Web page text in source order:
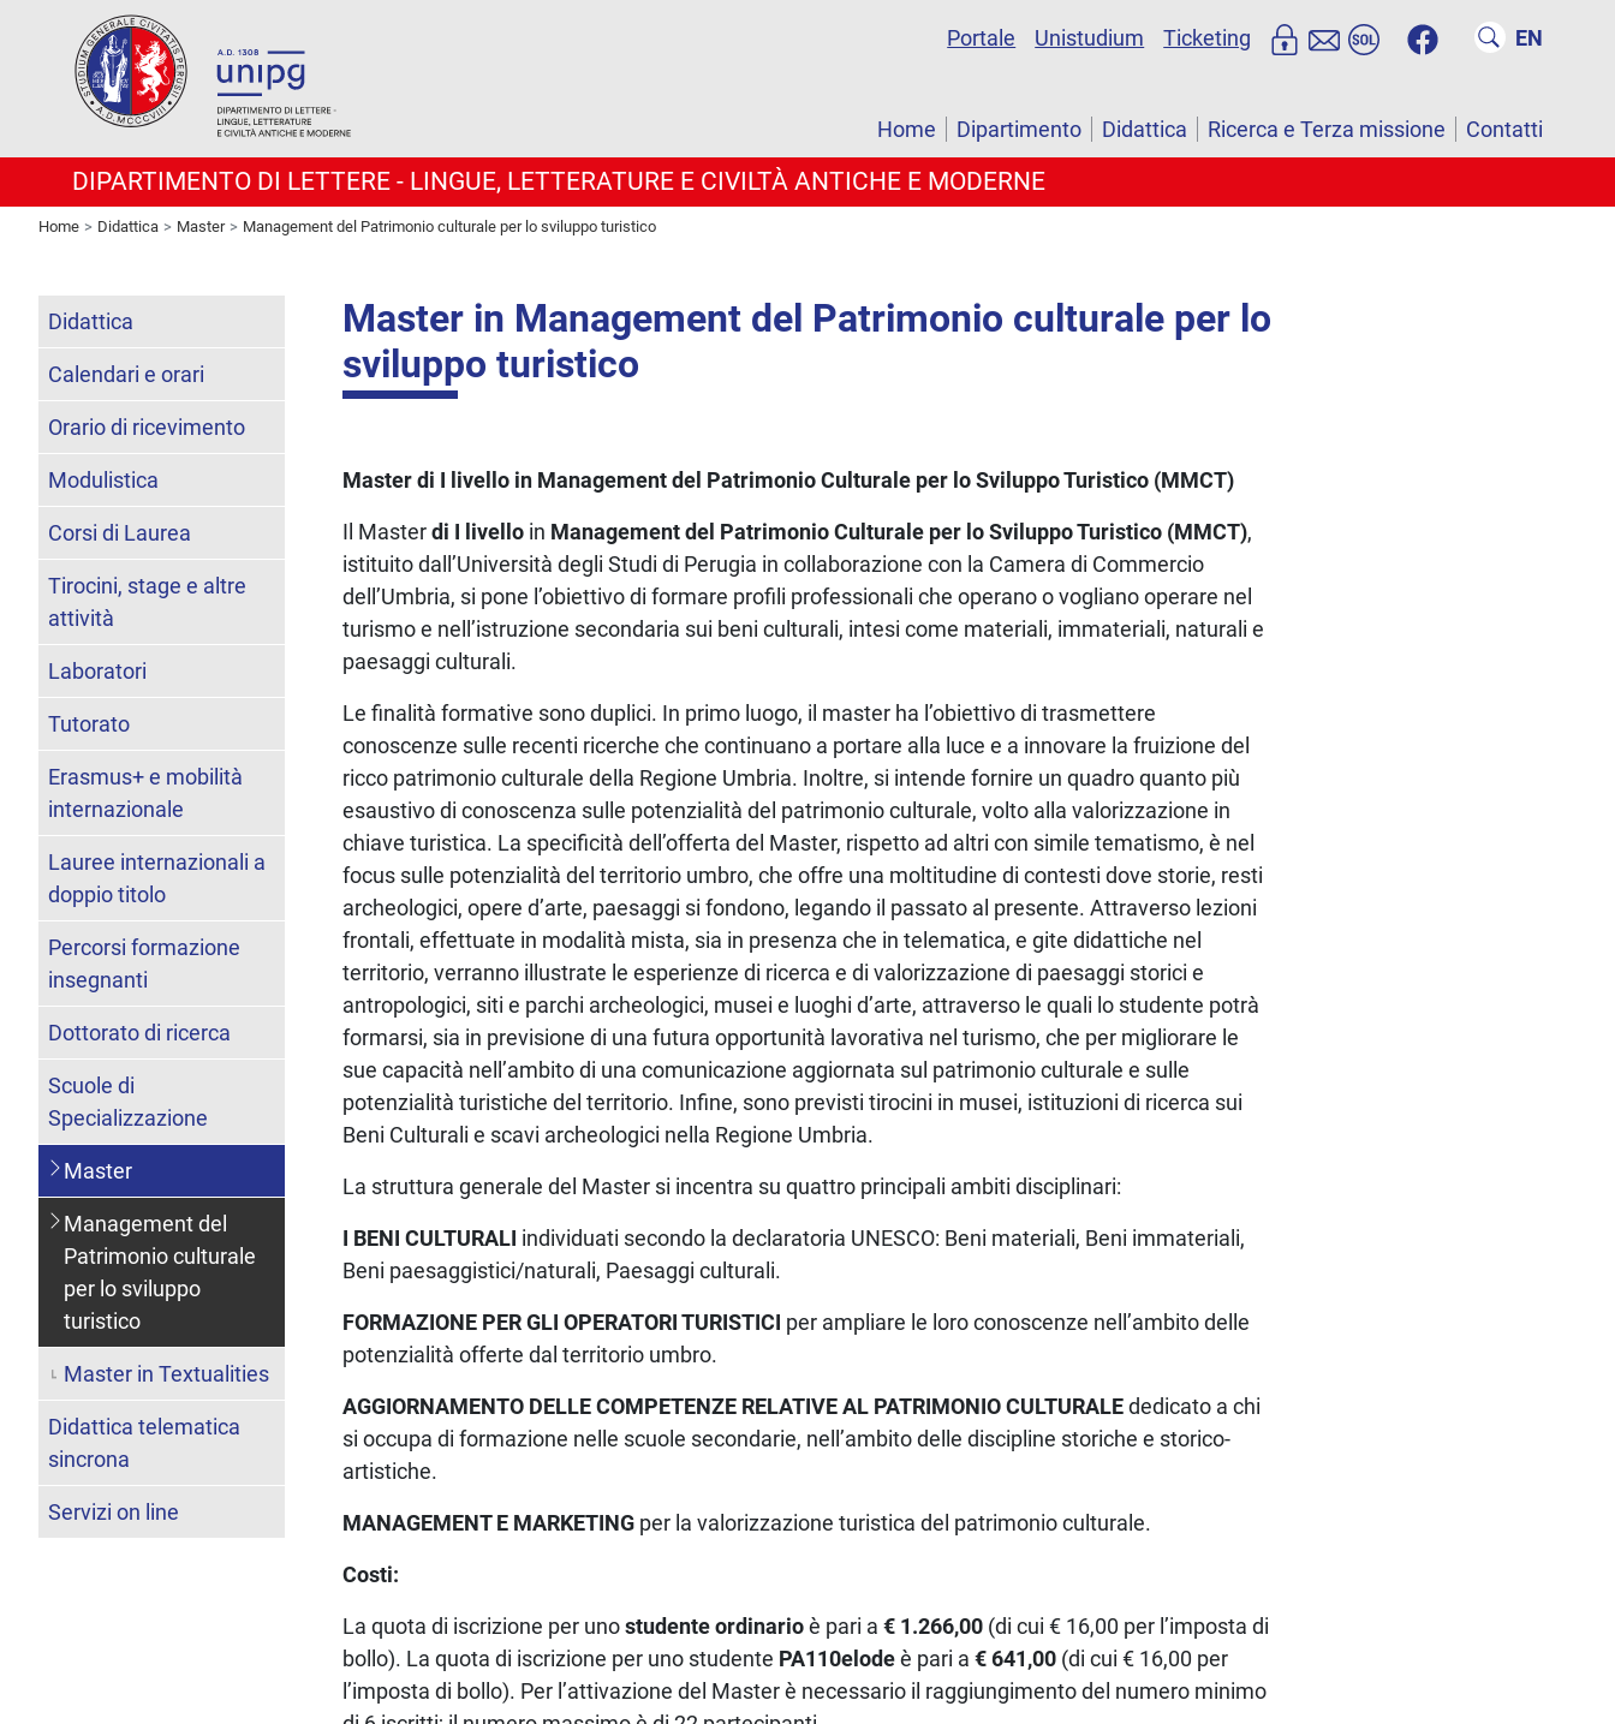
Portale Unistudium Ticketing EN
Home Dipartimento Didattica Ricerca e Terza missione Contatti
DIPARTIMENTO DI LETTERE - LINGUE, LETTERATURE E CIVILTÀ ANTICHE E MODERNE
Home Didattica Master Management del Patrimonio culturale per lo sviluppo turistico
Master in Management del Patrimonio culturale per lo
sviluppo turistico
Master di I livello in Management del Patrimonio Culturale per lo Sviluppo Turistico (MMCT)
Il Masterdi I livello in Management del Patrimonio Culturale per lo Sviluppo Turistico (MMCT),
istituito dall’Università degli Studi di Perugia in collaborazione con la Camera di Commercio
dell’Umbria, si pone l’obiettivo di formare profili professionali che operano o vogliano operare nel
turismo e nell’istruzione secondaria sui beni culturali, intesi come materiali, immateriali, naturali e
paesaggi culturali.
Le finalità formative sono duplici. In primo luogo, il master ha l’obiettivo di trasmettere
conoscenze sulle recenti ricerche che continuano a portare alla luce e a innovare la fruizione del
ricco patrimonio culturale della Regione Umbria. Inoltre, si intende fornire un quadro quanto più
esaustivo di conoscenza sulle potenzialità del patrimonio culturale, volto alla valorizzazione in
chiave turistica. La specificità dell’offerta del Master, rispetto ad altri con simile tematismo, è nel
focus sulle potenzialità del territorio umbro, che offre una moltitudine di contesti dove storie, resti
archeologici, opere d’arte, paesaggi si fondono, legando il passato al presente. Attraverso lezioni
frontali, effettuate in modalità mista, sia in presenza che in telematica, e gite didattiche nel
territorio, verranno illustrate le esperienze di ricerca e di valorizzazione di paesaggi storici e
antropologici, siti e parchi archeologici, musei e luoghi d’arte, attraverso le quali lo studente potrà
formarsi, sia in previsione di una futura opportunità lavorativa nel turismo, che per migliorare le
sue capacità nell’ambito di una comunicazione aggiornata sul patrimonio culturale e sulle
potenzialità turistiche del territorio. Infine, sono previsti tirocini in musei, istituzioni di ricerca sui
Beni Culturali e scavi archeologici nella Regione Umbria.
La struttura generale del Master si incentra su quattro principali ambiti disciplinari:
I BENI CULTURALI individuati secondo la declaratoria UNESCO: Beni materiali, Beni immateriali,
Beni paesaggistici/naturali, Paesaggi culturali.
FORMAZIONE PER GLI OPERATORI TURISTICI per ampliare le loro conoscenze nell’ambito delle
potenzialità offerte dal territorio umbro.
AGGIORNAMENTO DELLE COMPETENZE RELATIVE AL PATRIMONIO CULTURALEdedicato a chi
si occupa di formazione nelle scuole secondarie, nell’ambito delle discipline storiche e storico-
artistiche.
MANAGEMENT E MARKETING per la valorizzazione turistica del patrimonio culturale.
Costi:
La quota di iscrizione per unostudente ordinarioè pari a€ 1.266,00 (di cui € 16,00 per l’imposta di
bollo). La quota di iscrizione per uno studente PA110elodeè pari a€ 641,00 (di cui € 16,00 per
l’imposta di bollo). Per l’attivazione del Master è necessario il raggiungimento del numero minimo
Didattica
Calendari e orari
Orario di ricevimento
Modulistica
Corsi di Laurea
Tirocini, stage e altre
attività
Laboratori
Tutorato
Erasmus+ e mobilità
internazionale
Lauree internazionali a
doppio titolo
Percorsi formazione
insegnanti
Dottorato di ricerca
Scuole di
Specializzazione
Master
Management del
Patrimonio culturale
per lo sviluppo
turistico
Master in Textualities
Didattica telematica
sincrona
Servizi on line